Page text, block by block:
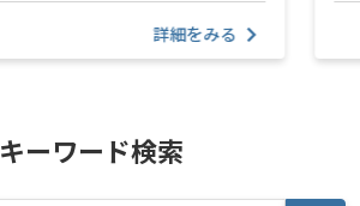
詳細をみる
キーワード検索